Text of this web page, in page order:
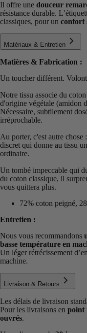
Il offre une douceur
résistance durable.
classiques, pour un confort
Matériaux & Entretien
Matières & Fabrication :
Un toucher différent.
Notre tissu associe du
d'origine végétale (amidon
Nécessaire, subtilement
irréprochable.
Au porter, c'est autre
discret qui donne au tissu
ordinaire.
Un tombé impeccable qui
du coton classique, il
vous quittera plus.
72% coton peigné,
Entretien :
Nous vous recommandons
basse température en
Un léger rétrécissement
machine.
Livraison & Retours
Les délais de livraison
Pour les livraisons en point
ouvrés.